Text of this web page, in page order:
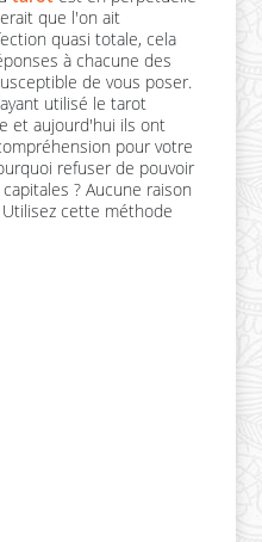
que l'on ait
quasi totale, cela
à chacune des
de vous poser.
utilisé le tarot
et aujourd'hui ils ont
pour votre
refuser de pouvoir
? Aucune raison
cette méthode